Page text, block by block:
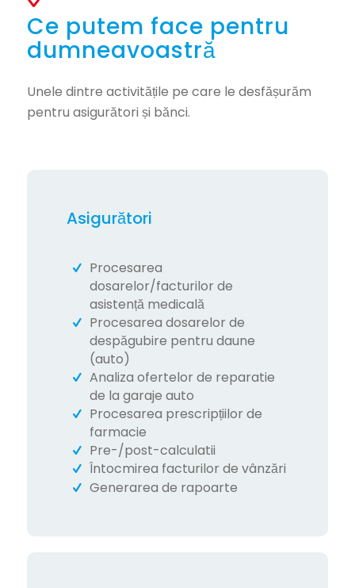
Ce putem face pentru
dumneavoastră
Unele dintre activitățile pe care le desfășurăm
pentru asigurători și bănci.
Asigurători
Procesarea
dosarelor/facturilor de
asistență medicală
Procesarea dosarelor de
despăgubire pentru daune
(auto)
Analiza ofertelor de reparatie
de la garaje auto
Procesarea prescripțiilor de
farmacie
Pre-/post-calculatii
Întocmirea facturilor de vânzări
Generarea de rapoarte